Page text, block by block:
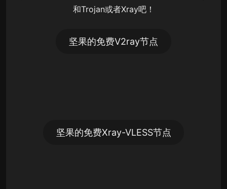
和Trojan或者Xray吧！
坚果的免费V2ray节点
坚果的免费Xray-VLESS节点